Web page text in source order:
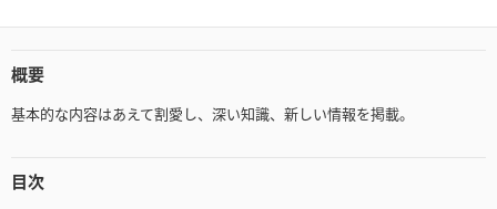
概要
基本的な内容はあえて割愛し、深い知識、新しい情報を掲載。
目次